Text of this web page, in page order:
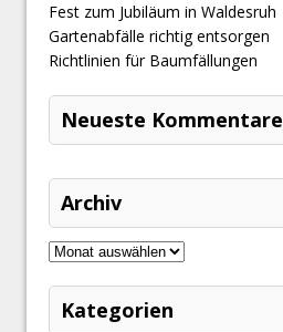
Fest zum Jubiläum in Waldesruh
Gartenabfälle richtig entsorgen
Richtlinien für Baumfällungen
Neueste Kommentare
Archiv
Kategorien